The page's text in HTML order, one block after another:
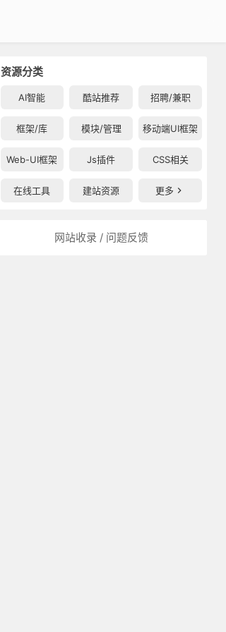
资源分类
AI智能 酷站推荐 招聘/兼职
框架/库 模块/管理 移动端UI框架
Web-UI框架 Js插件 CSS相关
在线工具 建站资源 更多
网站收录 / 问题反馈